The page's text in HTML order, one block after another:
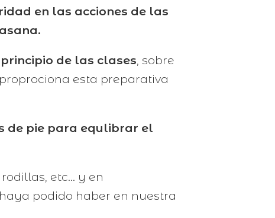
en las acciones de las
de las clases, sobre
esta preparativa
de pie para equlibrar el
etc... y en
podido haber en nuestra